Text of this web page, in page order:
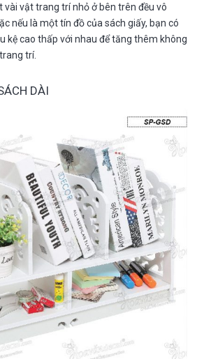
vật trang trí nhỏ ở bên trên đều vô
nếu là một tín đồ của sách giấy, bạn có
kệ cao thấp với nhau để tăng thêm không
trí.
DÀI